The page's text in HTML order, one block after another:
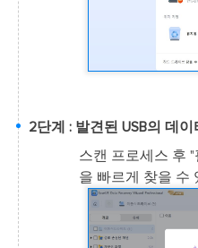
2단계 : 발견된 USB의 데
스캔 프로세스 후
을 빠르게 찾을 수